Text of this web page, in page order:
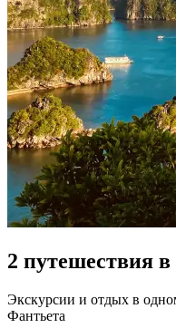
2 путешествия
Экскурсии и отдых в
Фантьета